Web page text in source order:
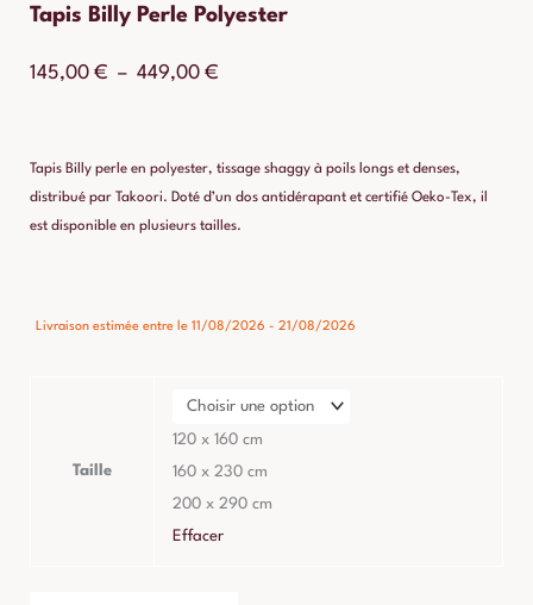
Tapis Billy Perle Polyester
145,00 € – 449,00 €
145,00 €
à
Tapis Billy perle en polyester, tissage shaggy à poils longs et denses,
distribué par Takoori. Doté d’un dos antidérapant et certifié Oeko-Tex, il
est disponible en plusieurs tailles.
Livraison estimée entre le 11/08/2026 - 21/08/2026
Taille
120 x 160 cm
160 x 230 cm
200 x 290 cm
Effacer
Polyester